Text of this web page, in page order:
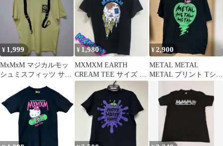
¥ 1,999
MxMxM マジカルモッ
シュミスフィッツ サス
¥ 1,980
MXMXM EARTH
CREAM TEE サイズ S
チョコ
¥2,900
METAL METAL
METAL プリント Tシャ